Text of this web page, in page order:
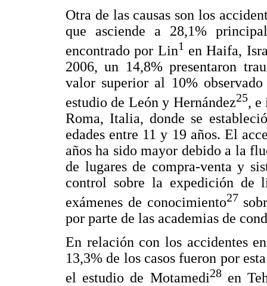
Otra de las causas son los
que asciende a 28,1%
encontrado por Lin1 en Haifa,
2006, un 14,8% presentaron
valor superior al 10%
estudio de León y Hernández25, e
Roma, Italia, donde se
edades entre 11 y 19 años. El
años ha sido mayor debido a la
de lugares de compra-venta y
control sobre la expedición de
exámenes de conocimiento27
por parte de las academias de
En relación con los accidentes
13,3% de los casos fueron por
el estudio de Motamedi28en